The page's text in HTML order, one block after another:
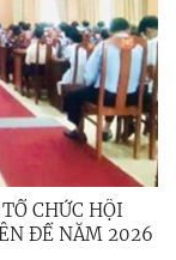
CHỨC HỘI
ĐỀ NĂM 2026